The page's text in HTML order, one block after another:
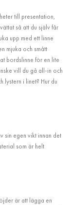
till presentation,
så att du själv får
upp med ett linne
mjuka och smått
bordslinne för en lite
vill du gå all-in och
lystern i linet? Hur du
sin egen vikt innan det
som är helt
är att lägga en